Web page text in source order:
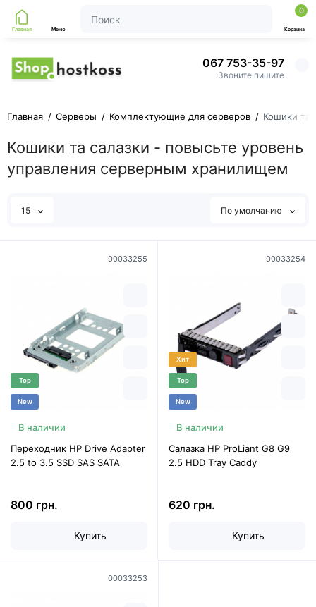
067 753-35-97
Звоните пишите
Главная Меню
0
Корзина
Главная Cepвepы Комплектующие для серверов Кошики та
Кошики та салазки - повысьте уровень
управления серверным хранилищем
15 По умолчанию
00033255
Top
New
В наличии
Переходник HP Drive Adapter
2.5 to 3.5 SSD SAS SATA
800 грн.
Купить
00033254
Хит
Top
New
В наличии
Салазка HP ProLiant G8 G9
2.5 HDD Tray Caddy
620 грн.
Купить
00033253